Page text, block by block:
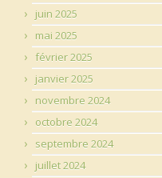
juin 2025
mai 2025
février 2025
janvier 2025
novembre 2024
octobre 2024
septembre 2024
juillet 2024